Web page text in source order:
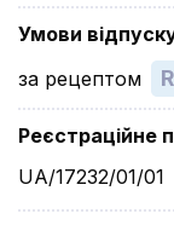
Умови
за рецептом
Реєстраційне
UA/17232/01/01